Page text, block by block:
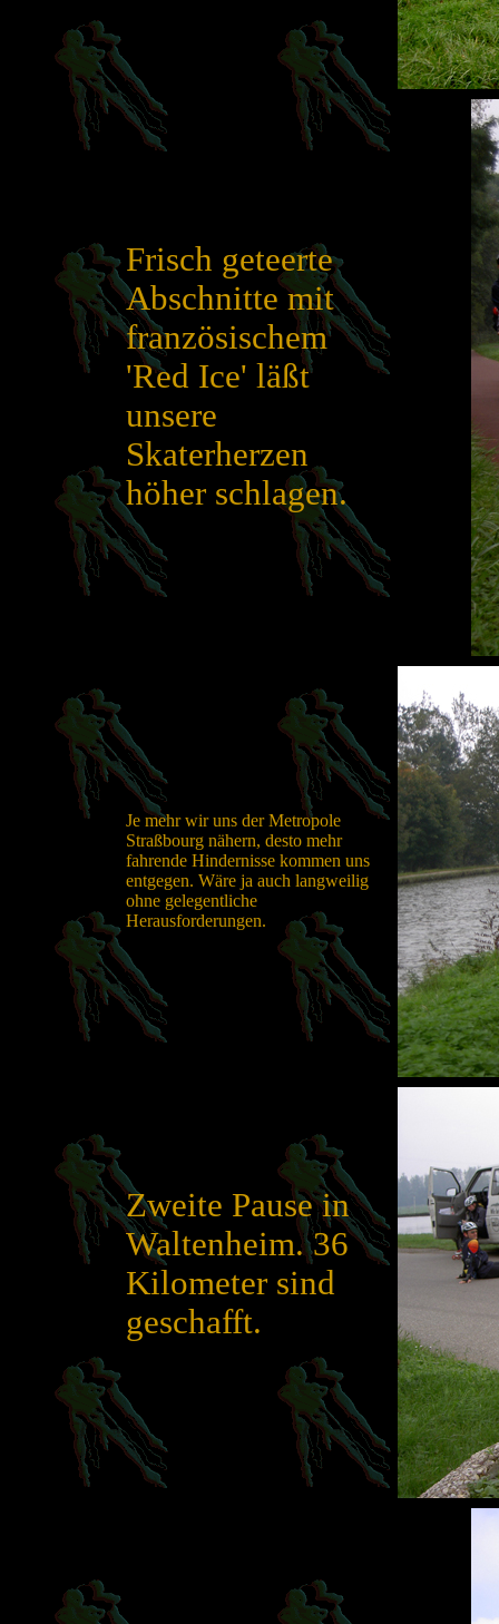
Frisch geteerte
Abschnitte mit
französischem
'Red Ice' läßt
unsere
Skaterherzen
höher schlagen.
Je mehr wir uns der Metropole
Straßbourg nähern, desto mehr
fahrende Hindernisse kommen uns
entgegen. Wäre ja auch langweilig
ohne gelegentliche
Herausforderungen.
Zweite Pause in
Waltenheim. 36
Kilometer sind
geschafft.